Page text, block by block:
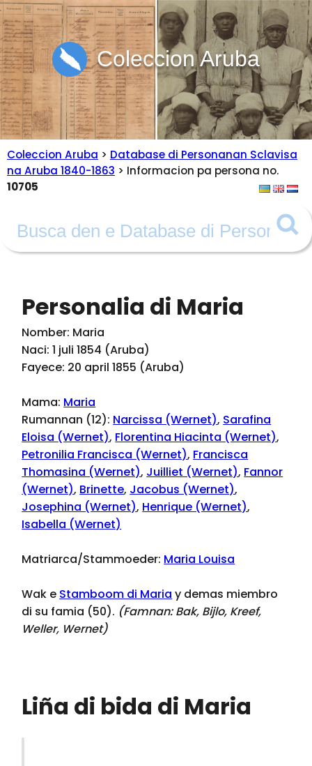
Coleccion Aruba
Coleccion Aruba > Database di Personanan Sclavisa
na Aruba 1840-1863 > Informacion pa persona no.
10705
Personalia di Maria
Nomber: Maria
Naci: 1 juli 1854 (Aruba)
Fayece: 20 april 1855 (Aruba)
Mama: Maria
Rumannan (12): Narcissa (Wernet), Sarafina
Eloisa (Wernet), Florentina Hiacinta (Wernet),
Petronilia Francisca (Wernet), Francisca
Thomasina (Wernet), Juilliet (Wernet), Fannor
(Wernet), Brinette, Jacobus (Wernet),
Josephina (Wernet), Henrique (Wernet),
Isabella (Wernet)
Matriarca/Stammoeder: Maria Louisa
Wak e Stamboom di Maria y demas miembro
di su famia (50). (Famnan:Bak, Bijlo, Kreef,
Weller, Wernet)
Liña di bida di Maria